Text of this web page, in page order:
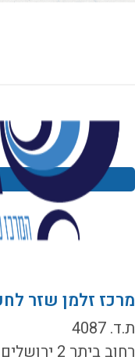
זלמן שזר
4087
ביתר 2 ירושלים 9104002